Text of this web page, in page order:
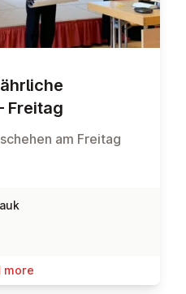
Freitag
am Freitag
more